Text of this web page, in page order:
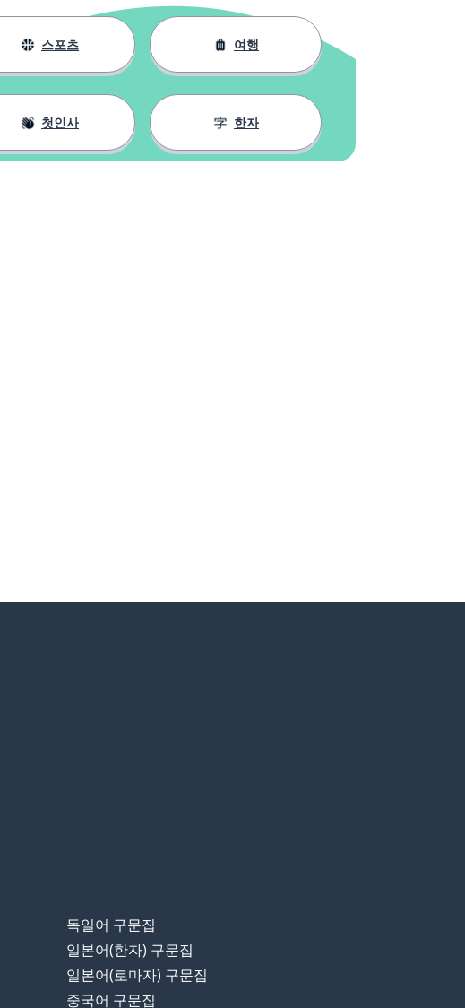
스포츠 여행
첫인사 한자
독일어 구문집
일본어(한자) 구문집
일본어(로마자) 구문집
중국어 구문집